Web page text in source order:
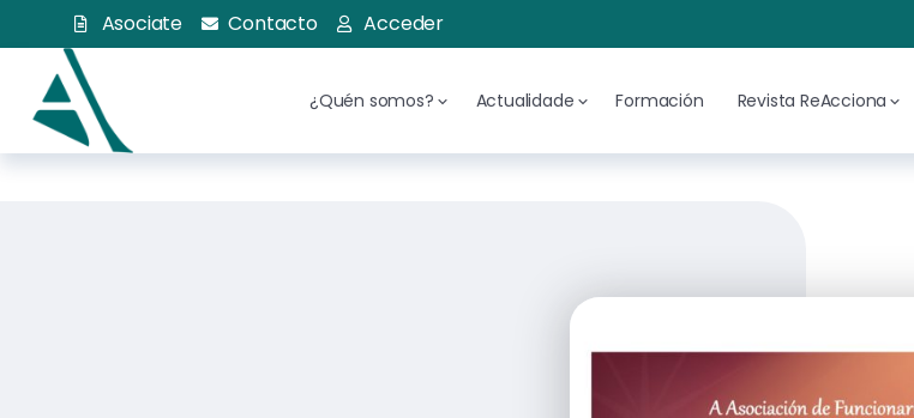
Asociate Contacto Acceder
¿Quén somos? Actualidade Formación Revista ReAcciona